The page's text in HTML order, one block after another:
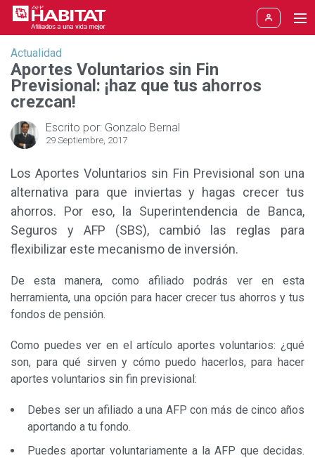
Aportes y Jubilación
Aporte obligatorio
Aporte voluntario
Jubilación
Etapas de la vida
Pronto voy a aportar
He aportado varios años
Soy trabajador independiente
Me jubilé del trabajo
Cámbiate a HABITAT
Aprenda
Blogs
Reforma AFP
Nuevo Fondo Libre
Actualidad
Actualidad
Aportes Voluntarios sin Fin
Previsional: ¡haz que tus ahorros
crezcan!
Escrito por: Gonzalo Bernal
29 Septiembre, 2017
LosAportes Voluntarios sin Fin Previsional son una
alternativa para que inviertas y hagas crecer tus
ahorros. Por eso, la Superintendencia de Banca,
Seguros y AFP (SBS), cambió las reglas para
flexibilizar este mecanismo de inversión.
De esta manera, como afiliado podrás ver en esta
herramienta, una opción para hacer crecer tus ahorros y tus
fondos de pensión.
Como puedes ver en el artículo aportes voluntarios: ¿qué
son, para qué sirven y cómo puedo hacerlos, para hacer
aportes voluntarios sin fin previsional:
Debes ser un afiliado a una AFP con más de cinco años
aportando a tu fondo.
Puedes aportar voluntariamente a la AFP que decidas.